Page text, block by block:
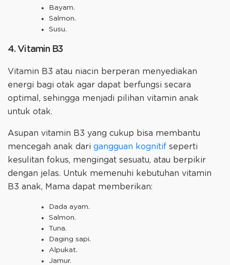
Bayam.
Salmon.
Susu.
4. Vitamin B3
Vitamin B3 atau niacin berperan menyediakan
energi bagi otak agar dapat berfungsi secara
optimal, sehingga menjadi pilihan vitamin anak
untuk otak.
Asupan vitamin B3 yang cukup bisa membantu
mencegah anak dari gangguan kognitif seperti
kesulitan fokus, mengingat sesuatu, atau berpikir
dengan jelas. Untuk memenuhi kebutuhan vitamin
B3 anak, Mama dapat memberikan:
Dada ayam.
Salmon.
Tuna.
Daging sapi.
Alpukat.
Jamur.